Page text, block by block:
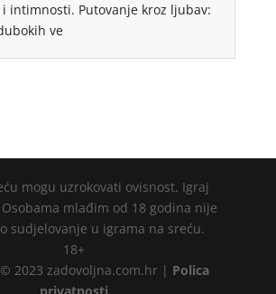
intimnosti. Putovanje kroz ljubav:
ve
mogu uzrokovati ovisnost. Igraj
mlađim od 18 godina nije
sudjelovanje u igrama na sreću.
18+
2023 zadovoljna.com.hr | Polica